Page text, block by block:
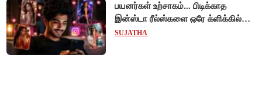
பயனர்கள் உற்சாகம்... பிடிக்காத
இன்ஸ்டா ரீல்ஸ்களை ஒரே க்ளிக்கில்
மாற்றியமைக்கலாம்!
SUJATHA